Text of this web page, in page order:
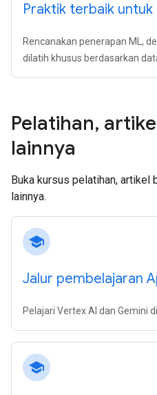
Praktik terbaik
Rencanakan penerapan ML,
dilatih khusus berdasarkan
Pelatihan,
lainnya
Buka kursus pelatihan,
lainnya.
school
Jalur pembelajaran
Pelajari Vertex AI dan Gemini
school